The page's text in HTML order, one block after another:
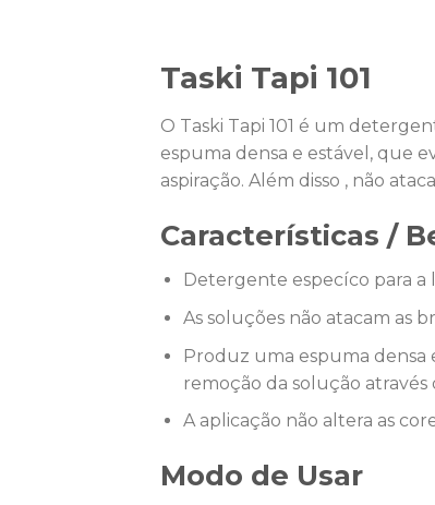
Taski Tapi 101
O Taski Tapi 101 é um
espuma densa e estável, que
aspiração. Além disso , não
Características /
Detergente especíco para a
As soluções não atacam as
Produz uma espuma densa
remoção da solução através
A aplicação não altera as
Modo de Usar